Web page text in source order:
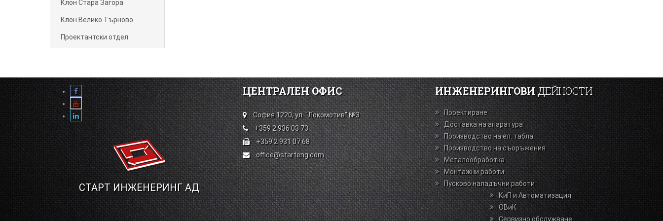
Клон Стара Загора
Клон Велико Търново
Проектантски отдел
СТАРТ ИНЖЕНЕРИНГ АД
ЦЕНТРАЛЕН ОФИС
София 1220, ул. "Локомотив" №3
+359 2 936 03 73
+359 2 931 07 68
office@starteng.com
ИНЖЕНЕРИНГОВИДЕЙНОСТИ
Проектиране
Доставка на апаратура
Производство на ел. табла
Производство на съоръжения
Металообработка
Монтажни работи
Пусково наладъчни работи
КиП и Автоматизация
ОВиК
Сервизно обслужване